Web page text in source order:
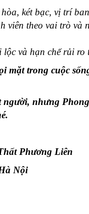
két bạc, vị trí
theo vai trò và
và hạn chế rủi
mặt trong cuộc
nhưng
Phương Liên
Nội